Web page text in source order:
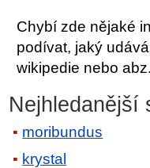
Chybí zde nějaké
podívat, jaký
wikipedie nebo abz.
Nejhledanější
moribundus
krystal